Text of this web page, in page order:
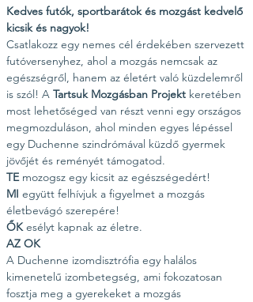
Kedves futók, sportbarátok és mozgást kedvelő
kicsik és nagyok!
Csatlakozz egy nemes cél érdekében szervezett
futóversenyhez, ahol a mozgás nemcsak az
egészségről, hanem az életért való küzdelemről
is szól! A Tartsuk Mozgásban Projekt keretében
most lehetőséged van részt venni egy országos
megmozduláson, ahol minden egyes lépéssel
egy Duchenne szindrómával küzdő gyermek
jövőjét és reményét támogatod.
TE mozogsz egy kicsit az egészségedért!
MI együtt felhívjuk a figyelmet a mozgás
életbevágó szerepére!
ŐK esélyt kapnak az életre.
AZ OK
A Duchenne izomdisztrófia egy halálos
kimenetelű izombetegség, ami fokozatosan
fosztja meg a gyerekeket a mozgás